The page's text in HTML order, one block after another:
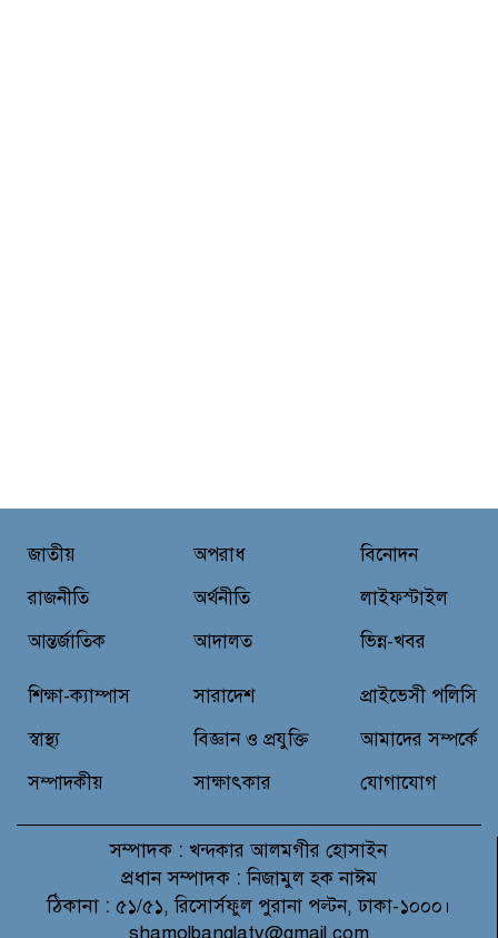
নিয়ে উইপ্রো জিই হেলথকেয়ারের
নিত্য প্রয়োজনীয় দ্রব্যমূল্যের লাগামহীন
উর্ধ্বগতির প্রতিবাদে মাগুরায় ১১দলীয়
জাতীয়
রাজনীতি
আন্তর্জাতিক
অপরাধ
অর্থনীতি
আদালত
বিনোদন
লাইফস্টাইল
ভিন্ন-খবর
শিক্ষা-ক্যাম্পাস
স্বাস্থ্য
সম্পাদকীয়
সারাদেশ
বিজ্ঞান ও প্রযুক্তি
সাক্ষাৎকার
প্রাইভেসী পলিসি
আমাদের সম্পর্কে
যোগাযোগ
সম্পাদক : খন্দকার আলমগীর হোসাইন
প্রধান সম্পাদক : নিজামুল হক নাঈম
ঠিকানা : ৫১/৫১, রিসোর্সফুল পুরানা পল্টন, ঢাকা-১০০০।
shamolbanglatv@gmail.com